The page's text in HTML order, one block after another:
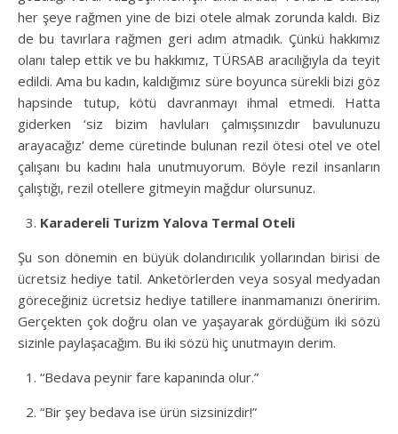
her şeye rağmen yine de bizi otele almak zorunda kaldı. Biz
de bu tavırlara rağmen geri adım atmadık. Çünkü hakkımız
olanı talep ettik ve bu hakkımız, TÜRSAB aracılığıyla da teyit
edildi. Ama bu kadın, kaldığımız süre boyunca sürekli bizi göz
hapsinde tutup, kötü davranmayı ihmal etmedi. Hatta
giderken ‘siz bizim havluları çalmışsınızdır bavulunuzu
arayacağız’ deme cüretinde bulunan rezil ötesi otel ve otel
çalışanı bu kadını hala unutmuyorum. Böyle rezil insanların
çalıştığı, rezil otellere gitmeyin mağdur olursunuz.
Karadereli Turizm Yalova Termal Oteli
Şu son dönemin en büyük dolandırıcılık yollarından birisi de
ücretsiz hediye tatil. Anketörlerden veya sosyal medyadan
göreceğiniz ücretsiz hediye tatillere inanmamanızı öneririm.
Gerçekten çok doğru olan ve yaşayarak gördüğüm iki sözü
sizinle paylaşacağım. Bu iki sözü hiç unutmayın derim.
“Bedava peynir fare kapanında olur.”
“Bir şey bedava ise ürün sizsinizdir!”